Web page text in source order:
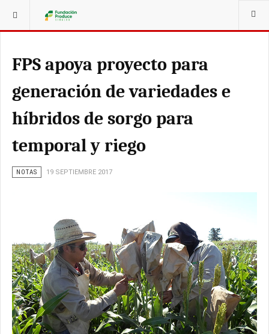
ESTÁ AQUÍ:
FPS apoya proyecto para
generación de variedades e
híbridos de sorgo para
temporal y riego
NOTAS 19 SEPTIEMBRE 2017